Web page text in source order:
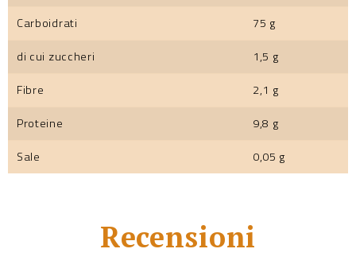
Carboidrati
75 g
di cui zuccheri
1,5 g
Fibre
2,1 g
Proteine
9,8 g
Sale
0,05 g
Recensioni